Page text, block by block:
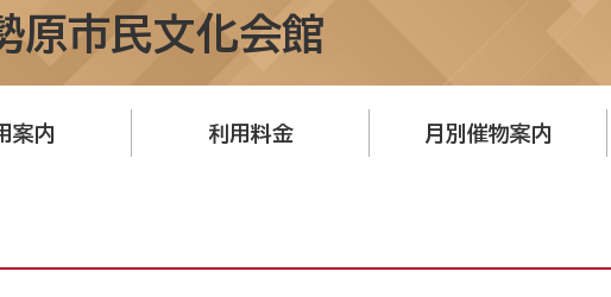
原市民文化会館
案内 利用料金 月別催物案内